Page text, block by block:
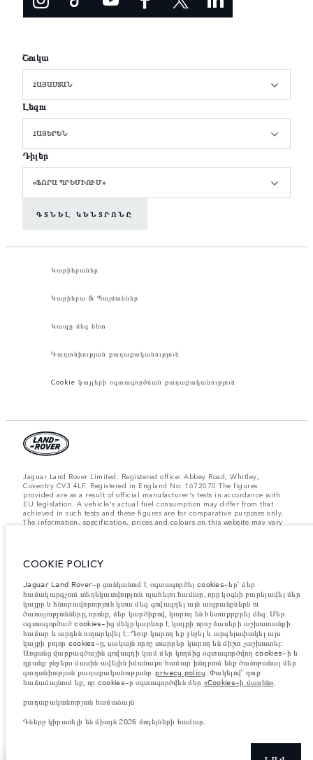
Շուկա
ՀԱՅԱՍՏԱՆ
Լեզու
ՀԱՅԵՐԵՆ
Դիլեր
«ՖՈՐԱ ՊՐԵՄԻՈՒՄ»
ԳՏՆԵԼ ԿԵՆՏՐՈՆԸ
Կարիերաներ
Կարիերա & Պայմաններ
Կապը մեզ հետ
Գաղտնիության քաղաքականություն
Cookie ֆայլերի օգտագործման քաղաքականություն
Jaguar Land Rover Limited: Registered office: Abbey Road, Whitley,
Coventry CV3 4LF. Registered in England No: 1672070 The figures
provided are as a result of official manufacturer's tests in accordance with
EU legislation. A vehicle's actual fuel consumption may differ from that
achieved in such tests and these figures are for comparative purposes only.
The information, specification, prices and colours on this website may vary
Նշված կշիռներն արտացոլում են մեքենայի ստանդարտ բնութագրերը։
Աքսեսուարները և արտադրությունից հետո տեղադրված այլ պարագաներն
աքսեսուարներով, ուղևորներով, հեղուկով, վառելիքով և օգտակար բեռով
մեքենայի բեռնվածության ժամանակ մեքենայի համախառն քաշը և առանցքի
առավելագույն բեռնվածությունը չեն գերազանցվում։
Կարևոր գրառում պատկերների և տեխնիկական բնութագրերի
վերաբերյալ:Կիսահաղորդիչների համաշխարհային պակասը ներկայումս ազդում
է տրանսպորտային միջոցների տեխնիկական բնութագրերի, տարբերակների
առկայության և պատրաստման ժամկետների վրա: Արդյունքում ներկայումս
վեբկայքում օգտագործվող պատկերները կարող են ամբողջությամբ չարտացոլել
գործառույթները, տեսականին, հարդարման և գունային սխեմաների ընթացիկ
տեխնիկական բնութագրերը: Խնդրում ենք խորհրդակցել ձեր մանրածախ
վաճառողի հետ, ով կկարողանա ներկայացնել ձեզ առկա ցանկացած
Գները կիրառելի են միայն 2026 մոդելների համար.
COOKIE POLICY
Jaguar Land Rover-ը ցանկանում է օգտագործել cookies-եր՝ ձեր
համակարգչում տեղեկատվություն պահելու համար, որը կօգնի բարելավել մեր
կայքը և հնարավորություն կտա մեզ գովազդել այն ապրանքներն ու
ծառայությունները, որոնք, մեր կարծիքով, կարող են հետաքրքրել ձեզ: Մեր
օգտագործած cookies-ից մեկը կարևոր է կայքի որոշ մասերի աշխատանքի
համար և արդեն ուղարկվել է: Դուք կարող եք ջնջել և արգելափակել այս
կայքի բոլոր cookies-ը, սակայն որոշ տարրեր կարող են ճիշտ չաշխատել:
Առցանց վարքագծային գովազդի կամ մեր կողմից օգտագործվող cookies-ի և
դրանք ջնջելու մասին ավելին իմանալու համար խնդրում ենք ծանոթանալ մեր
գաղտնիության քաղաքականությանը.privacy policy. Փակելով՝ դուք
համաձայնում եք, որ cookies-ը օգտագործվեն մեր «Cookies-ի մասին».
քաղաքականության համաձայն
Գները կիրառելի են միայն 2026 մոդելների համար.